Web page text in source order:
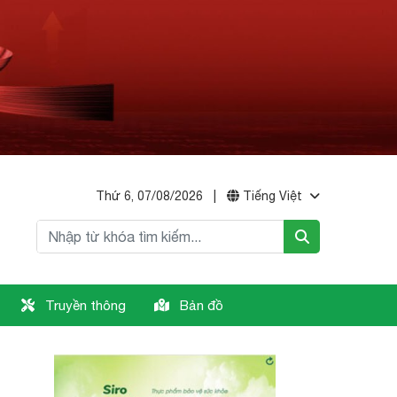
Thứ 6, 07/08/2026 Tiếng Việt
Truyền thông Bản đồ